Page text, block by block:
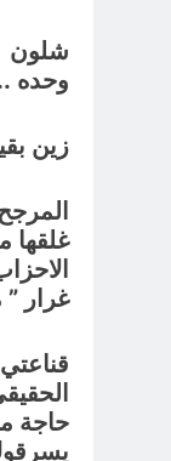
شلون
وحده
زين
غلقها
غرار
حاجة